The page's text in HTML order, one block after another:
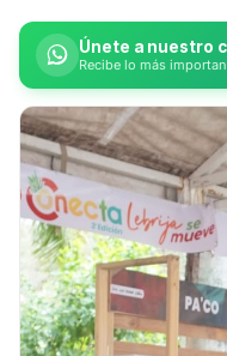
Únete a nuestro
Recibe lo más